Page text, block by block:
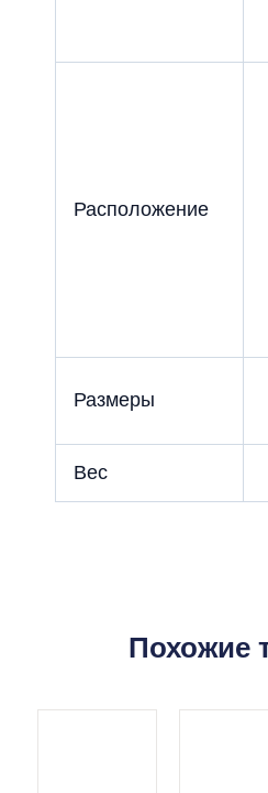
Расположение
Размеры
Вес
Похожие